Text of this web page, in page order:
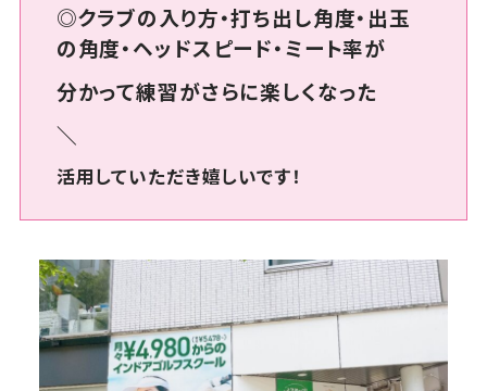
◎クラブの入り方・打ち出し角度・出玉
の角度・ヘッドスピード・ミート率が
分かって練習がさらに楽しくなった
＼
活用していただき嬉しいです！